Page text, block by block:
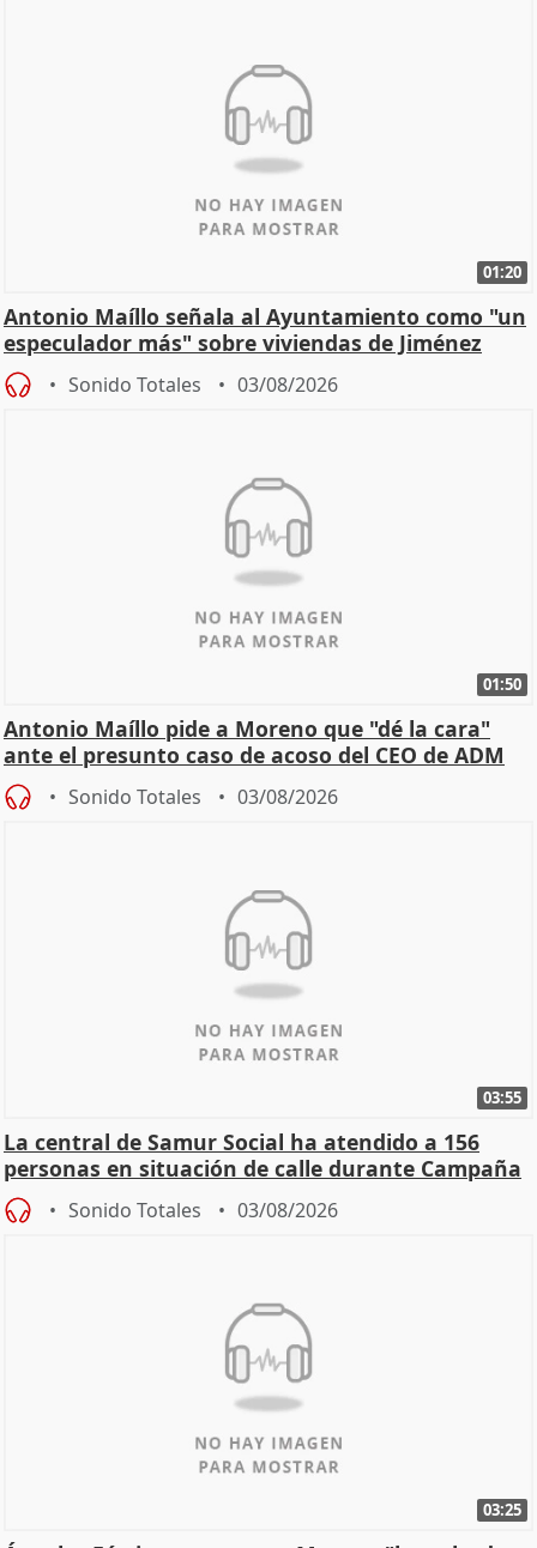
01:20
Antonio Maíllo señala al Ayuntamiento como "un
especulador más" sobre viviendas de Jiménez
Becerril
Sonido Totales 03/08/2026
01:50
Antonio Maíllo pide a Moreno que "dé la cara"
ante el presunto caso de acoso del CEO de ADM
Sonido Totales 03/08/2026
03:55
La central de Samur Social ha atendido a 156
personas en situación de calle durante Campaña
de Calor
Sonido Totales 03/08/2026
03:25